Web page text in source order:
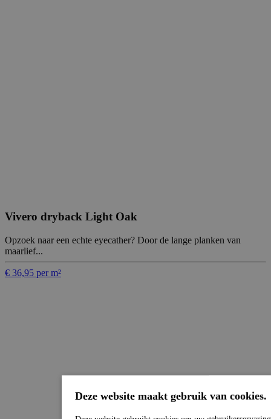
Vivero dryback Light Oak
Opzoek naar een echte eyecather? Door de lange planken van
maarlief...
€ 36,95 per m²
Deze website maakt gebruik van cookies.